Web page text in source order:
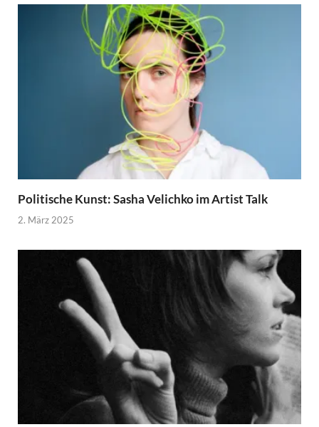
Politische Kunst: Sasha Velichko im Artist Talk
2. März 2025